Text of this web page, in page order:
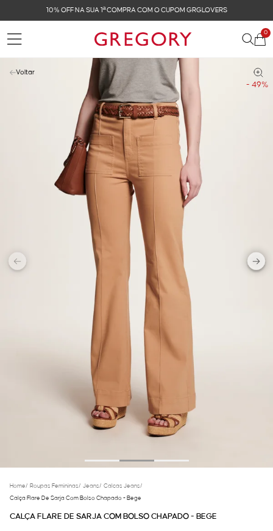
10% OFF NA SUA 1ª COMPRA COM O CUPOM GRGLOVERS
0
- 49%
Voltar
Home/ Roupas Femininas/ Jeans/ Calcas Jeans/
Calça Flare De Sarja Com Bolso Chapado - Bege
CALÇA FLARE DE SARJA COM BOLSO CHAPADO - BEGE